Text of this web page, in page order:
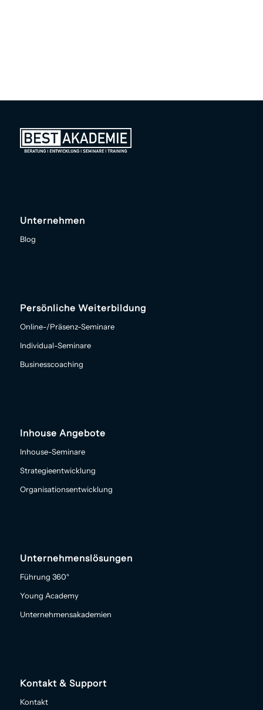
Unternehmen
Blog
Persönliche Weiterbildung
Online-/Präsenz-Seminare
Individual-Seminare
Businesscoaching
Inhouse Angebote
Inhouse-Seminare
Strategieentwicklung
Organisationsentwicklung
Unternehmenslösungen
Führung 360°
Young Academy
Unternehmensakademien
Kontakt & Support
Kontakt